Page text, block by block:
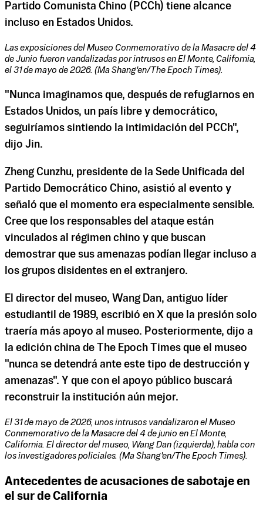
Partido Comunista Chino (PCCh) tiene alcance
incluso en Estados Unidos.
Las exposiciones del Museo Conmemorativo de la Masacre del 4
de Junio ​​fueron vandalizadas por intrusos en El Monte, California,
el 31 de mayo de 2026. (Ma Shang'en/The Epoch Times).
"Nunca imaginamos que, después de refugiarnos en
Estados Unidos, un país libre y democrático,
seguiríamos sintiendo la intimidación del PCCh",
dijo Jin.
Zheng Cunzhu, presidente de la Sede Unificada del
Partido Democrático Chino, asistió al evento y
señaló que el momento era especialmente sensible.
Cree que los responsables del ataque están
vinculados al régimen chino y que buscan
demostrar que sus amenazas podían llegar incluso a
los grupos disidentes en el extranjero.
El director del museo, Wang Dan, antiguo líder
estudiantil de 1989, escribió en X que la presión solo
traería más apoyo al museo. Posteriormente, dijo a
la edición china de The Epoch Times que el museo
"nunca se detendrá ante este tipo de destrucción y
amenazas". Y que con el apoyo público buscará
reconstruir la institución aún mejor.
El 31 de mayo de 2026, unos intrusos vandalizaron el Museo
Conmemorativo de la Masacre del 4 de junio en El Monte,
California. El director del museo, Wang Dan (izquierda), habla con
los investigadores policiales. (Ma Shang'en/The Epoch Times).
Antecedentes de acusaciones de sabotaje en
el sur de California